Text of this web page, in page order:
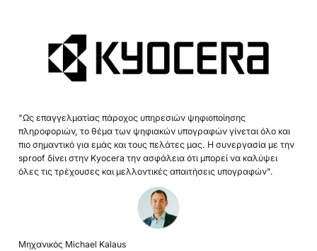
"Ως επαγγελματίας πάροχος υπηρεσιών ψηφιοποίησης
πληροφοριών, το θέμα των ψηφιακών υπογραφών γίνεται όλο και
πιο σημαντικό για εμάς και τους πελάτες μας. Η συνεργασία με την
sproof δίνει στην Kyocera την ασφάλεια ότι μπορεί να καλύψει
όλες τις τρέχουσες και μελλοντικές απαιτήσεις υπογραφών".
Μηχανικός Michael Kalaus